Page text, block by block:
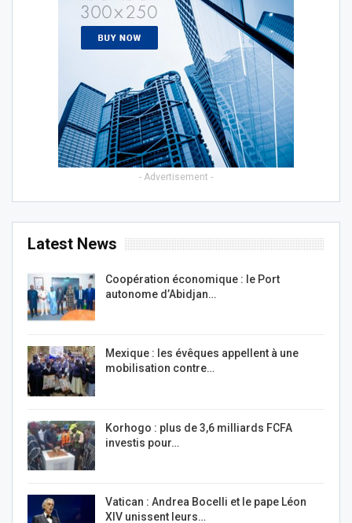
- Advertisement -
Latest News
Coopération économique : le Port
autonome d’Abidjan…
Mexique : les évêques appellent à une
mobilisation contre…
Korhogo : plus de 3,6 milliards FCFA
investis pour…
Vatican : Andrea Bocelli et le pape Léon
XIV unissent leurs…